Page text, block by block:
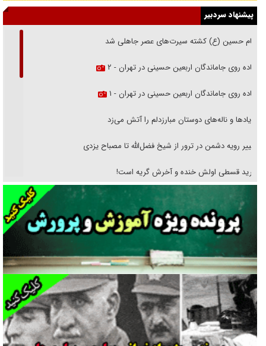
پیشنهاد سردبیر
امام حسین (ع) کشته سیرت‌های عصر جاهلی شد
پیاده روی جاماندگان اربعین حسینی در تهران - ۲
پیاده روی جاماندگان اربعین حسینی در تهران - ۱
فریاد‌ها و ناله‌های دوستان مبارزدلم را آتش می‌زد
تغییر رویه دشمن در ترور از شیخ فضل‌الله تا مصباح یزدی
خرید قسطی اولش خنده و آخرش گریه است!
فوتبال و آن «بالا»!
راهبرد غافلگیری با نسل جدید پهپاد‌ها
جنجال پزشکان تقلبی در صنعت زیبایی
یهودی‌ها در ادبیات داستانی اروپا؛ از شکسپیر تا دیکنز
گفت‌وگو با خواهر یکی از شهدای جنگ رمضان/ خواهرم فرمانده جهادی و
اهل خدمت بی‌منت بود